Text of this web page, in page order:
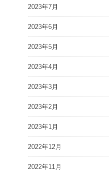
2023年7月
2023年6月
2023年5月
2023年4月
2023年3月
2023年2月
2023年1月
2022年12月
2022年11月